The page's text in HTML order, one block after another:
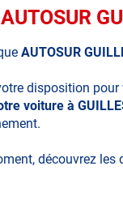
AUTOSUR
disposition
voiture à
découvrez